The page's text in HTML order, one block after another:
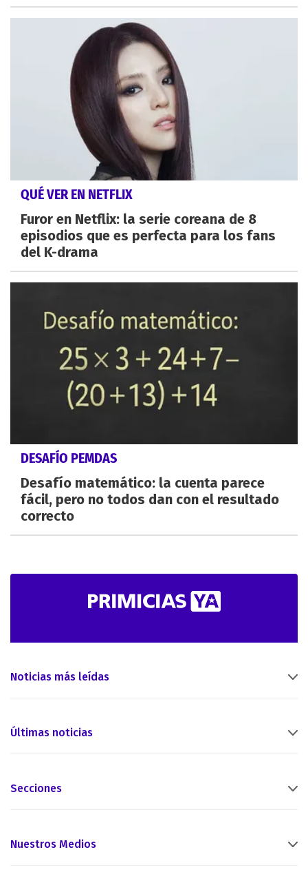
QUÉ VER EN NETFLIX
Furor en Netflix: la serie coreana de 8
episodios que es perfecta para los fans
del K-drama
DESAFÍO PEMDAS
Desafío matemático: la cuenta parece
fácil, pero no todos dan con el resultado
correcto
Noticias más leídas
Últimas noticias
Secciones
Nuestros Medios